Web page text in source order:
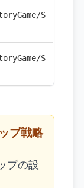
S
S
プ戦略
プの設